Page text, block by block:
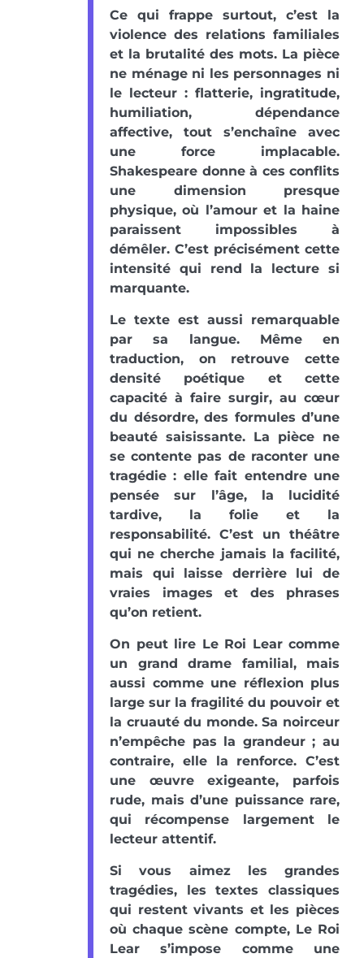
Ce qui frappe surtout, c’est la
violence des relations familiales
et la brutalité des mots. La pièce
ne ménage ni les personnages ni
le lecteur : flatterie, ingratitude,
humiliation, dépendance
affective, tout s’enchaîne avec
une force implacable.
Shakespeare donne à ces conflits
une dimension presque
physique, où l’amour et la haine
paraissent impossibles à
démêler. C’est précisément cette
intensité qui rend la lecture si
marquante.
Le texte est aussi remarquable
par sa langue. Même en
traduction, on retrouve cette
densité poétique et cette
capacité à faire surgir, au cœur
du désordre, des formules d’une
beauté saisissante. La pièce ne
se contente pas de raconter une
tragédie : elle fait entendre une
pensée sur l’âge, la lucidité
tardive, la folie et la
responsabilité. C’est un théâtre
qui ne cherche jamais la facilité,
mais qui laisse derrière lui de
vraies images et des phrases
qu’on retient.
On peut lire Le Roi Lear comme
un grand drame familial, mais
aussi comme une réflexion plus
large sur la fragilité du pouvoir et
la cruauté du monde. Sa noirceur
n’empêche pas la grandeur ; au
contraire, elle la renforce. C’est
une œuvre exigeante, parfois
rude, mais d’une puissance rare,
qui récompense largement le
lecteur attentif.
Si vous aimez les grandes
tragédies, les textes classiques
qui restent vivants et les pièces
où chaque scène compte, Le Roi
Lear s’impose comme une